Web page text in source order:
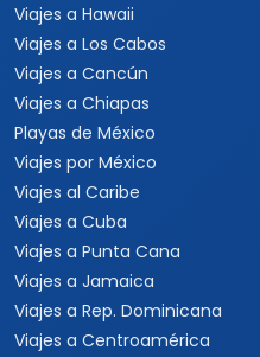
Viajes a Hawaii
Viajes a Los Cabos
Viajes a Cancún
Viajes a Chiapas
Playas de México
Viajes por México
Viajes al Caribe
Viajes a Cuba
Viajes a Punta Cana
Viajes a Jamaica
Viajes a Rep. Dominicana
Viajes a Centroamérica